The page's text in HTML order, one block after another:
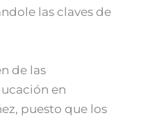
las claves de
de las
en
puesto que los